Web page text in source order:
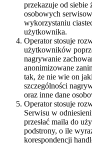
przekazuje od siebie
osobowych
wykorzystaniu
użytkownika.
Operator stosuje
użytkowników
nagrywanie
anonimizowane
tak, że nie wie on
szczególności
oraz inne dane
Operator stosuje
Serwisu w
przesłać maila do
podstrony, o ile
korespondencji